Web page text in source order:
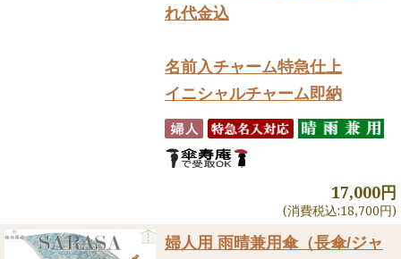
れ代金込
名前入チャーム特急仕上
イニシャルチャーム即納
17,000円
(消費税込:18,700円)
婦人用 雨晴兼用傘（長傘/ジャ